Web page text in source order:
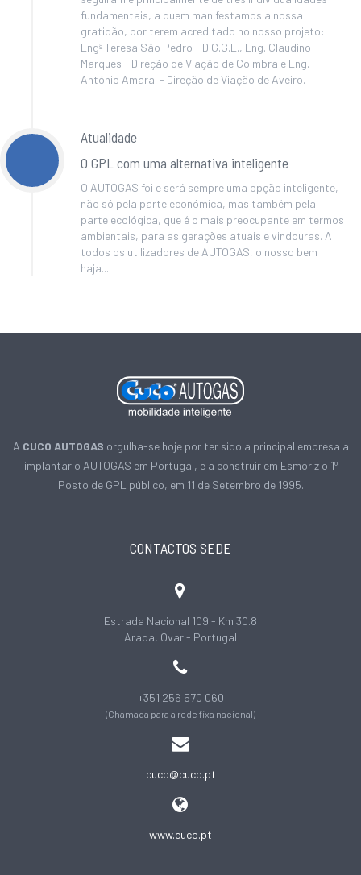
fundamentais, a quem manifestamos a nossa
gratidão, por terem acreditado no nosso projeto:
Engª Teresa São Pedro - D.G.G.E., Eng. Claudino
Marques - Direção de Viação de Coimbra e Eng.
António Amaral - Direção de Viação de Aveiro.
Atualidade
O GPL com uma alternativa inteligente
O AUTOGAS foi e será sempre uma opção inteligente,
não só pela parte económica, mas também pela
parte ecológica, que é o mais preocupante em termos
ambientais, para as gerações atuais e vindouras. A
todos os utilizadores de AUTOGAS, o nosso bem
haja...
A CUCO AUTOGAS orgulha-se hoje por ter sido a principal empresa a
implantar o AUTOGAS em Portugal, e a construir em Esmoriz o 1º
Posto de GPL público, em 11 de Setembro de 1995.
CONTACTOS SEDE
Estrada Nacional 109 - Km 30.8
Arada, Ovar - Portugal
+351 256 570 060
(Chamada para a rede fixa nacional)
cuco@cuco.pt
www.cuco.pt